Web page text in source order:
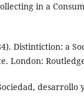
in a
Distintiction: a
London:
desarrollo